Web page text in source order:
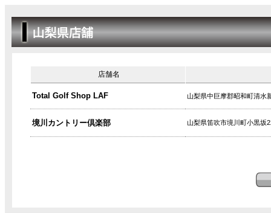
店舗名
Total Golf Shop LAF 山梨県中巨摩郡昭和町清
境川カントリー倶楽部 山梨県笛吹市境川町小黒坂